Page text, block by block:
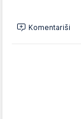
Komentariši